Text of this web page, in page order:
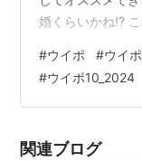
婚くらいかね!?
た そういうや、
で、細かい所は
になっているね
ったから普通に
#ウイポ #ウイ
#ウイポ10_2024
関連ブログ